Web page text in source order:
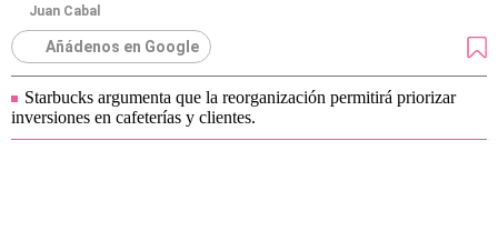
Juan Cabal
Añádenos en Google
Starbucks argumenta que la reorganización permitirá priorizar
inversiones en cafeterías y clientes.